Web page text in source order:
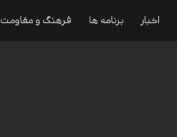
اخبار برنامه ها فرهنگ و مقاومت